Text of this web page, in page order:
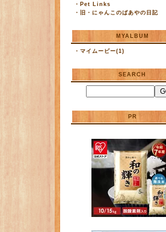
・ Pet Links
・
旧・にゃんこのばあやの日記
MYALBUM
・ マイムービー(1)
SEARCH
PR